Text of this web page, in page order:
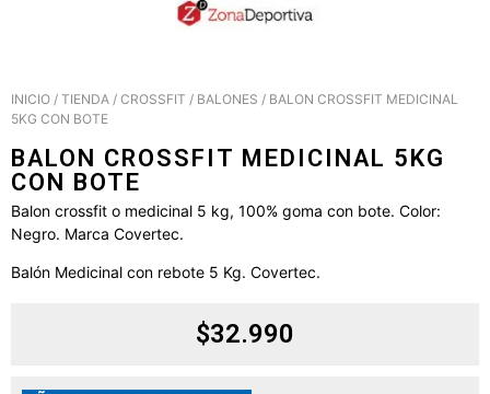
INICIO / TIENDA / CROSSFIT / BALONES / BALON CROSSFIT MEDICINAL
5KG CON BOTE
BALON CROSSFIT MEDICINAL 5KG
CON BOTE
Balon crossfit o medicinal 5 kg, 100% goma con bote. Color:
Negro. Marca Covertec.
Balón Medicinal con rebote 5 Kg. Covertec.
$32.990